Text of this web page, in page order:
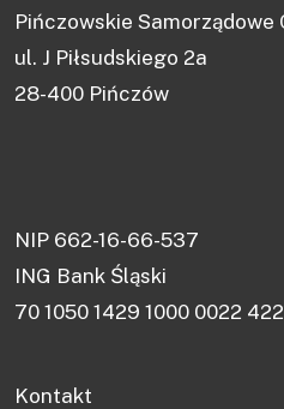
Pińczowskie
ul. J Piłsudskiego 2a
28-400 Pińczów
NIP 662-16-66-537
ING Bank Śląski
70 1050 1429 1000 0022
Kontakt